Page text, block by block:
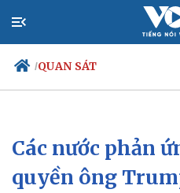
/QUAN SÁT
Chính trị
Tổ chức nhân sự
Các nước phản
quyền ông